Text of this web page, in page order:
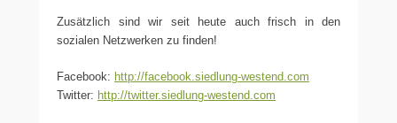
Zusätzlich sind wir seit heute auch frisch in den
sozialen Netzwerken zu finden!
Facebook: http://facebook.siedlung-westend.com
Twitter: http://twitter.siedlung-westend.com